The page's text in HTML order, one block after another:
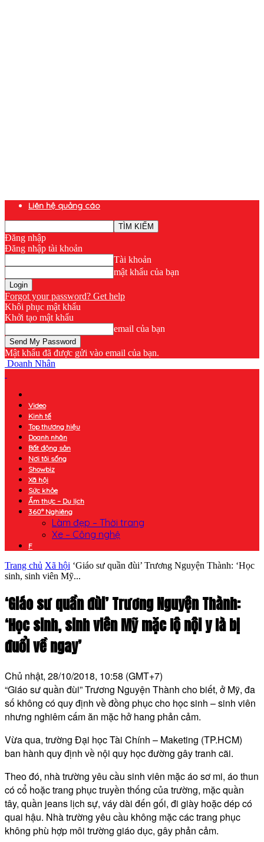
Liên hệ quảng cáo
Đăng nhập
Đăng nhập tài khoản
Tài khoản
mật khẩu của bạn
Forgot your password? Get help
Khôi phục mật khẩu
Khởi tạo mật khẩu
email của bạn
Mật khẩu đã được gửi vào email của bạn.
Doanh Nhân
Video
Kinh tế
Top thương hiệu
Doanh nhân
Bất động sản
Nơi tôi sống
Showbiz
Xã hội
Sức khỏe
Ẩm thực – Du lịch
360° Nghiêng
Làm đẹp – Thời trang
Xe – Công nghệ
F
Trang chủ Xã hội ‘Giáo sư quần đùi’ Trương Nguyện Thành: ‘Học
sinh, sinh viên Mỹ...
‘Giáo sư quần đùi’ Trương Nguyện Thành:
‘Học sinh, sinh viên Mỹ mặc lộ nội y là bị
đuổi về ngay’
Chủ nhật, 28/10/2018, 10:58 (GMT+7)
“Giáo sư quần đùi” Trương Nguyện Thành cho biết, ở Mỹ, đa
số không có quy định về đồng phục cho học sinh – sinh viên
nhưng nghiêm cấm ăn mặc hở hang phản cảm.
Vừa qua, trường Đại học Tài Chính – Maketing (TP.HCM)
ban hành quy định về nội quy học đường gây tranh cãi.
Theo đó, nhà trường yêu cầu sinh viên mặc áo sơ mi, áo thun
có cổ hoặc trang phục truyền thống của trường, mặc quần
tây, quần jeans lịch sự, váy dài đến gối, đi giày hoặc dép có
quai hậu. Nhà trường yêu cầu không mặc các trang phục
không phù hợp môi trường giáo dục, gây phản cảm.